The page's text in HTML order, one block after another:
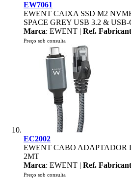
EW7061
EWENT CAIXA SSD M2
SPACE GREY USB 3.2 & USB-
Marca: EWENT | Ref.
Preço sob consulta
EC2002
EWENT CABO ADAPTADOR
2MT
Marca: EWENT | Ref.
Preço sob consulta